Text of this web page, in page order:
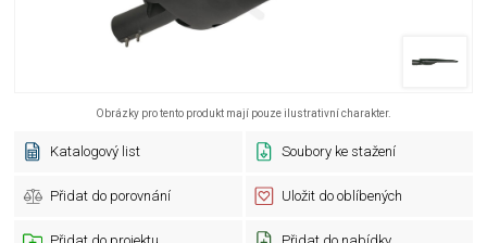
Obrázky pro tento produkt mají pouze ilustrativní charakter.
Katalogový list Soubory ke stažení
Přidat do porovnání Uložit do oblíbených